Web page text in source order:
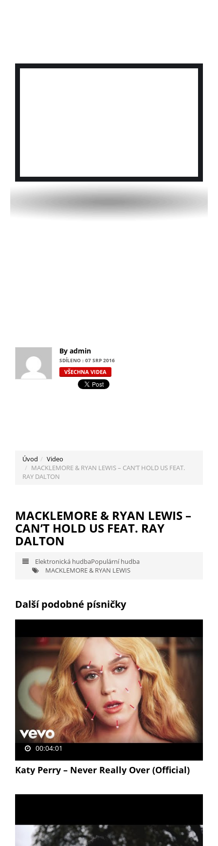
By admin
SDÍLENO : 07 SRP 2016
VŠECHNA VIDEA
Úvod
Video
MACKLEMORE & RYAN LEWIS – CAN’T HOLD US FEAT.
RAY DALTON
MACKLEMORE & RYAN LEWIS –
CAN’T HOLD US FEAT. RAY
DALTON
Elektronická hudbaPopulární hudba
MACKLEMORE & RYAN LEWIS
Další podobné písničky
00:04:01
Katy Perry – Never Really Over (Official)